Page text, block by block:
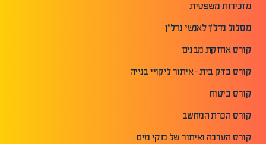
מזכירות משפטית
מסלול נדל"ן לאנשי נדל"ן
קורס אחזקת מבנים
קורס בדק בית - איתור ליקויי בנייה
קורס ביטוח
קורס הכרת המחשב
קורס הערכה ואיתור של נזקי מים